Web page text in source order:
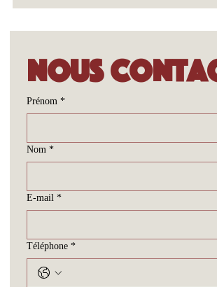
Nous
Prénom *
Nom *
E-mail *
Téléphone *